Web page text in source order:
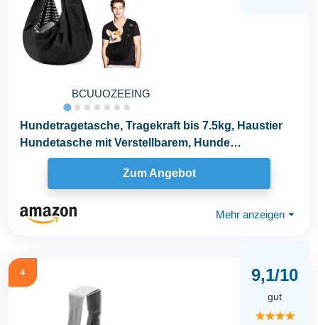
BCUUOZEEING
Hundetragetasche, Tragekraft bis 7.5kg, Haustier
Hundetasche mit Verstellbarem, Hunde
Umhängetasche...
Zum Angebot
Mehr anzeigen ⏷
4 9,1/10
gut
★★★★